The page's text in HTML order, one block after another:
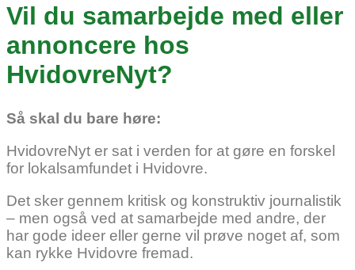
Vil du samarbejde med eller
annoncere hos
HvidovreNyt?
Så skal du bare høre:
HvidovreNyt er sat i verden for at gøre en forskel
for lokalsamfundet i Hvidovre.
Det sker gennem kritisk og konstruktiv journalistik
– men også ved at samarbejde med andre, der
har gode ideer eller gerne vil prøve noget af, som
kan rykke Hvidovre fremad.